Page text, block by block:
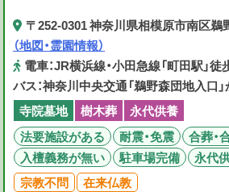
〒252-0301 神奈川県相模原市南区鵜
（地図・霊園情報）
電車：JR横浜線・小田急線「町田駅」徒
バス：神奈川中央交通「鵜野森団地入口
寺院墓地 樹木葬
永代供養
法要施設がある
耐震・免震 合葬・
入檀義務が無い
駐車場完備
永代
宗教不問
在来仏教